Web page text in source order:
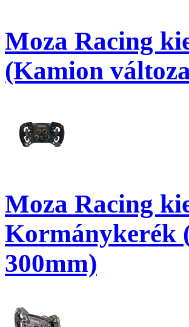
Moza Racing
(Kamion
Moza Racing
Kormánykerék
300mm)